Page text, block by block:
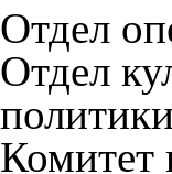
Отдел
Отдел
Комитет